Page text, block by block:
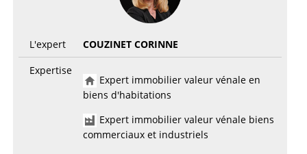
L'expert
COUZINET CORINNE
Expertise
Expert immobilier valeur vénale en
biens d'habitations
Expert immobilier valeur vénale biens
commerciaux et industriels